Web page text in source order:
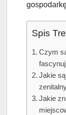
Spis
Czym
Jakie
Jakie